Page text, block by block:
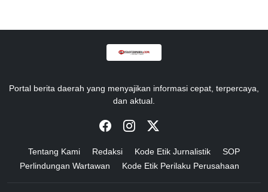
Portal berita daerah yang menyajikan informasi cepat, terpercaya,
dan aktual.
Tentang Kami Redaksi Kode Etik Jurnalistik
SOP
Perlindungan Wartawan
Kode Etik Perilaku Perusahaan